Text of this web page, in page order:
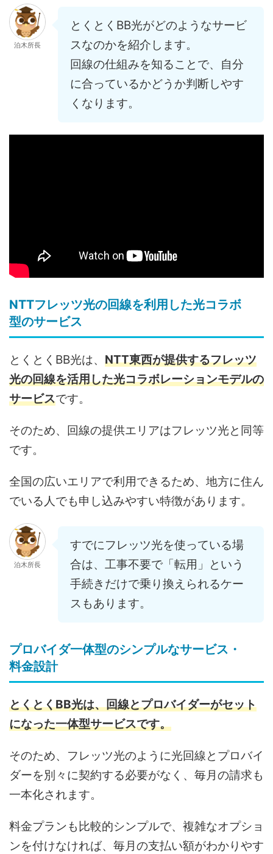
泊木所長
とくとくBB光がどのようなサービ
スなのかを紹介します。
回線の仕組みを知ることで、自分
に合っているかどうか判断しやす
くなります。
NTTフレッツ光の回線を利用した光コラボ
型のサービス
とくとくBB光は、 NTT東西が提供するフレッツ
光の回線を活用した光コラボレーションモデルの
サービスです。
そのため、回線の提供エリアはフレッツ光と同等
です。
全国の広いエリアで利用できるため、地方に住ん
でいる人でも申し込みやすい特徴があります。
泊木所長
すでにフレッツ光を使っている場
合は、工事不要で「転用」という
手続きだけで乗り換えられるケー
スもあります。
プロバイダ一体型のシンプルなサービス・
料金設計
とくとくBB光は、回線とプロバイダーがセット
になった一体型サービスです。
そのため、フレッツ光のように光回線とプロバイ
ダーを別々に契約する必要がなく、毎月の請求も
一本化されます。
料金プランも比較的シンプルで、複雑なオプショ
ンを付けなければ、毎月の支払い額がわかりやす